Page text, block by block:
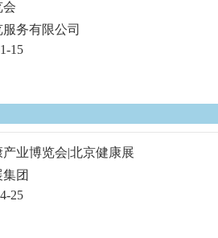
会
务有限公司
15
业博览会|北京健康展
团
25